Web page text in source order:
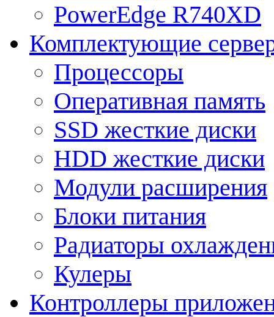
PowerEdge R740XD
Комплектующие
Процессоры
Оперативная память
SSD жесткие диски
HDD жесткие диски
Модули расширения
Блоки питания
Радиаторы
Кулеры
Контроллеры